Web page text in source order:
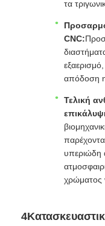
τα
CNC:
απόδοση
Τελική
υπεριώδη
χρώματος